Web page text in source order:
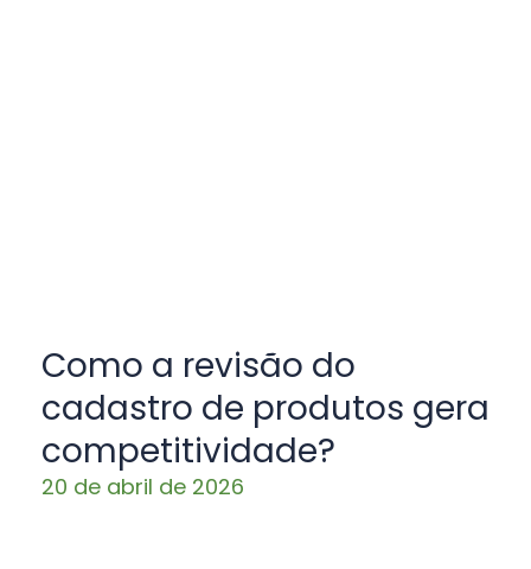
Como a revisão do
cadastro de produtos gera
competitividade?
20 de abril de 2026